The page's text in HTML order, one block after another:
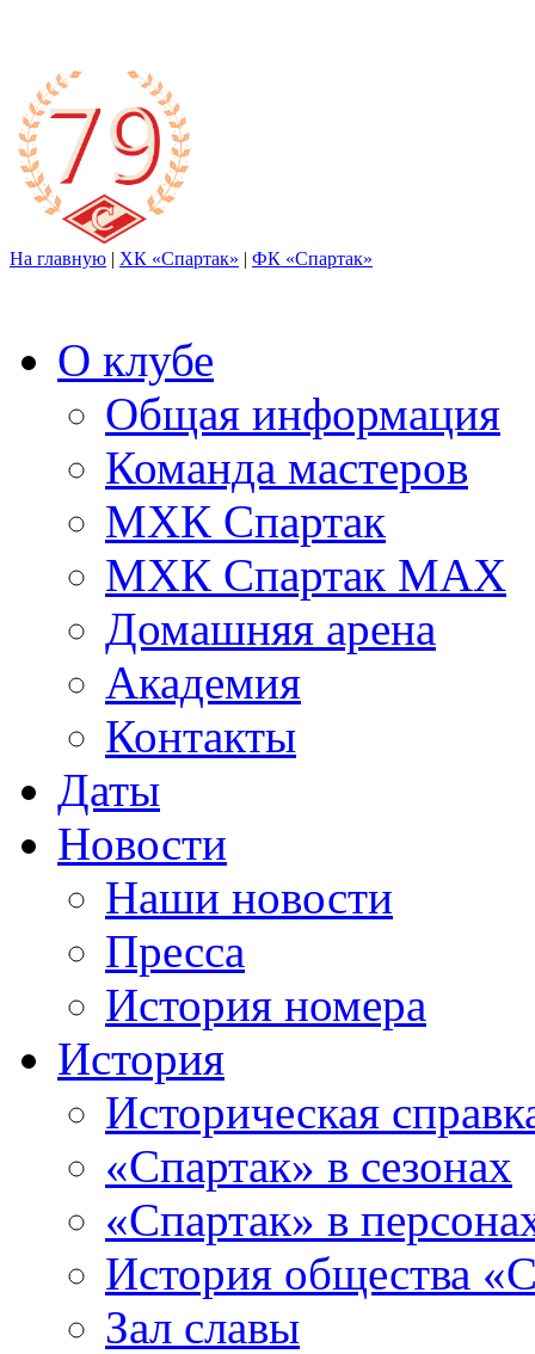
На главную | ХК «Спартак» | ФК «Спартак»
О клубе
Общая информация
Команда мастеров
МХК Спартак
МХК Спартак МАХ
Домашняя арена
Академия
Контакты
Даты
Новости
Наши новости
Пресса
История номера
История
Историческая
«Спартак» в сезонах
«Спартак» в
История общества
Зал славы